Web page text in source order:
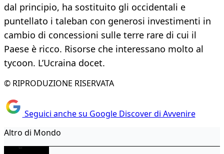
dal principio, ha sostituito gli occidentali e
puntellato i taleban con generosi investimenti in
cambio di concessioni sulle terre rare di cui il
Paese è ricco. Risorse che interessano molto al
tycoon. L’Ucraina docet.
© RIPRODUZIONE RISERVATA
Seguici anche su Google Discover di Avvenire
Altro di Mondo